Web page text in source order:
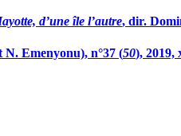
d’une île l’autre, dir.
Emenyonu), n°37 (50), 2019,